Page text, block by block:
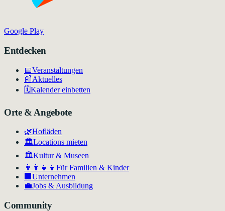
Google Play
Entdecken
📅Veranstaltungen
📰Aktuelles
🗓️Kalender einbetten
Orte & Angebote
🌿Hofläden
🏛️Locations mieten
🏛Kultur & Museen
👨‍👩‍👧‍👦 Für Familien & Kinder
🏢 Unternehmen
💼Jobs & Ausbildung
Community